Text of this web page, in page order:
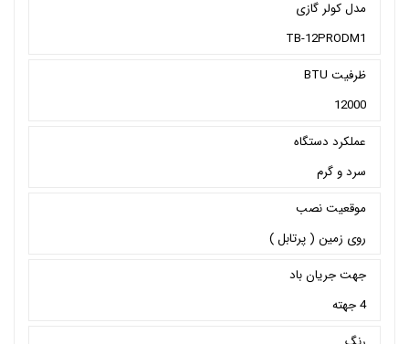
مدل کولر گازی
TB-12PRODM1
ظرفیت BTU
12000
عملکرد دستگاه
سرد و گرم
موقعیت نصب
روی زمین ( پرتابل )
جهت جریان باد
4 جهته